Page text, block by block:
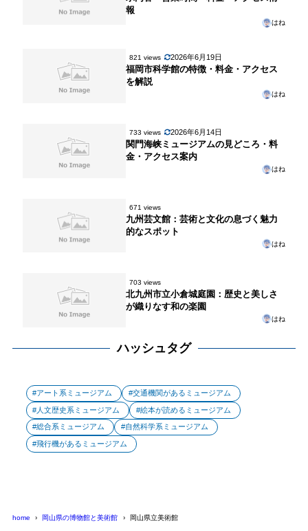
報
はね
821 views 2026年6月19日
福岡市科学館の特徴・料金・アクセス
を解説
はね
733 views 2026年6月14日
関門海峡ミュージアムの見どころ・料
金・アクセス案内
はね
671 views
九州芸文館：芸術と文化の息づく魅力
的なスポット
はね
703 views
北九州市立小倉城庭園：歴史と美しさ
が織りなす和の楽園
はね
ハッシュタグ
アート系ミュージアム 交通機関があるミュージアム
人文歴史系ミュージアム 絵本が読めるミュージアム
総合系ミュージアム 自然科学系ミュージアム
飛行機があるミュージアム
home 岡山県の博物館と美術館 岡山県立美術館